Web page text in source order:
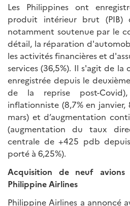
Les Philippines ont
produit intérieur brut (PIB)
notamment soutenue par le
détail, la réparation
les activités financières et
services (36,5%). Il s'agit de la
enregistrée depuis le
de la reprise post-
inflationniste (8,7% en janvier,
mars) et d’augmentation
(augmentation du taux
centrale de +425 pdb
porté à 6,25%).
Acquisition de neuf avions
Philippine Airlines
Philippine Airlines a annoncé